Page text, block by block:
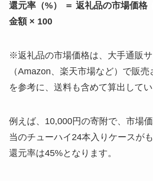
還元率（%） ＝ 返礼品の市場価格
金額 × 100
※返礼品の市場価格は、大手通販サ
（Amazon、楽天市場など）で販
を参考に、送料も含めて算出してい
例えば、10,000円の寄附で、市場
当のチューハイ24本入りケースが
還元率は45%となります。